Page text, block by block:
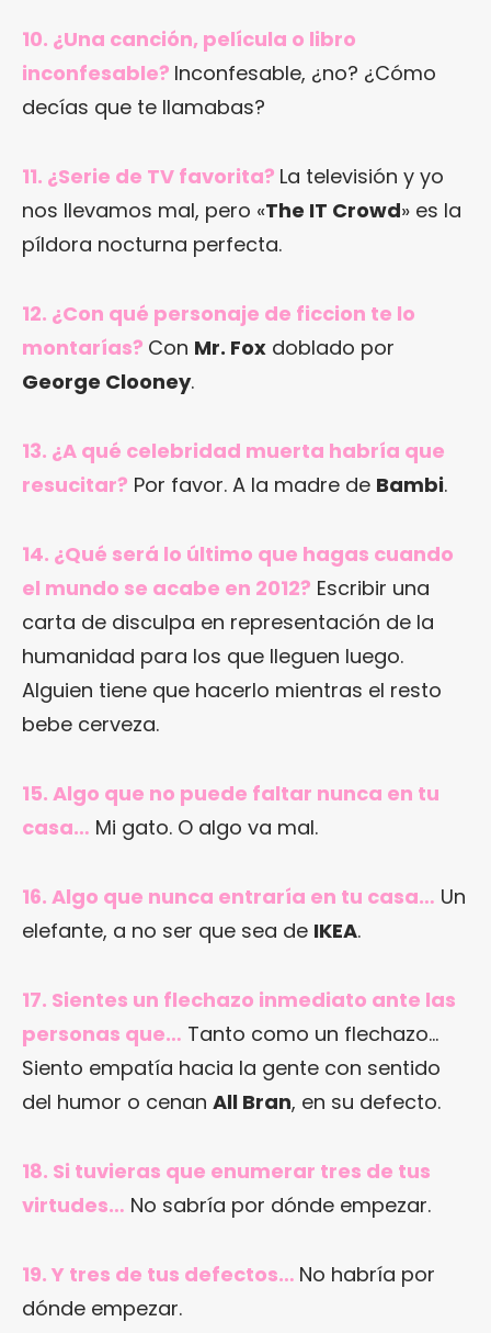
10. ¿Una canción, película o libro
inconfesable? Inconfesable, ¿no? ¿Cómo
decías que te llamabas?
11. ¿Serie de TV favorita? La televisión y yo
nos llevamos mal, pero «The IT Crowd» es la
píldora nocturna perfecta.
12. ¿Con qué personaje de ficcion te lo
montarías? Con Mr. Fox doblado por
George Clooney.
13. ¿A qué celebridad muerta habría que
resucitar? Por favor. A la madre de Bambi.
14. ¿Qué será lo último que hagas cuando
el mundo se acabe en 2012? Escribir una
carta de disculpa en representación de la
humanidad para los que lleguen luego.
Alguien tiene que hacerlo mientras el resto
bebe cerveza.
15. Algo que no puede faltar nunca en tu
casa… Mi gato. O algo va mal.
16. Algo que nunca entraría en tu casa… Un
elefante, a no ser que sea de IKEA.
17. Sientes un flechazo inmediato ante las
personas que… Tanto como un flechazo…
Siento empatía hacia la gente con sentido
del humor o cenan All Bran, en su defecto.
18. Si tuvieras que enumerar tres de tus
virtudes… No sabría por dónde empezar.
19. Y tres de tus defectos… No habría por
dónde empezar.